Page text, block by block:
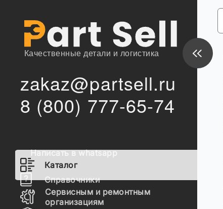
Качественные детали и логистика
zakaz@partsell.ru
8 (800) 777-65-74
Написать в whatsapp
Каталог
Справочники
Сервисным и ремонтным
организациям